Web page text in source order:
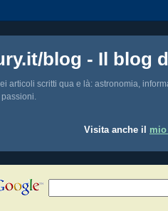
blog - Il blog
articoli scritti qua e là: astronomia,
passioni.
Visita anche il